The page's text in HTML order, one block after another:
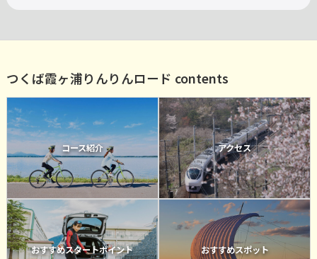
つくば霞ヶ浦りんりんロード contents
コース紹介 アクセス
おすすめスタートポイント おすすめスポット